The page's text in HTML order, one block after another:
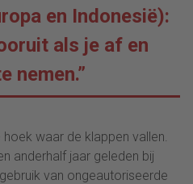
en Indonesië):
als je af en
nemen.”
waar de klappen vallen.
anderhalf jaar geleden bij
van ongeautoriseerde